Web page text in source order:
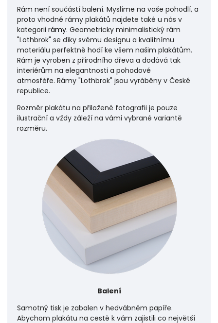
Rám není součástí balení. Myslíme na vaše pohodlí, a
proto vhodné rámy plakátů najdete také u nás v
kategorii rámy. Geometricky minimalistický rám
"Lothbrok" se díky svému designu a kvalitnímu
materiálu perfektně hodí ke všem našim plakátům.
Rám je vyroben z přírodního dřeva a dodává tak
interiérům na elegantnosti a pohodové
atmosféře. Rámy "Lothbrok" jsou vyráběny v České
republice.
Rozměr plakátu na přiložené fotografii je pouze
ilustrační a vždy záleží na vámi vybrané variantě
rozměru.
Balení
Samotný tisk je zabalen v hedvábném papíře.
Abychom plakátu na cestě k vám zajistili co největší